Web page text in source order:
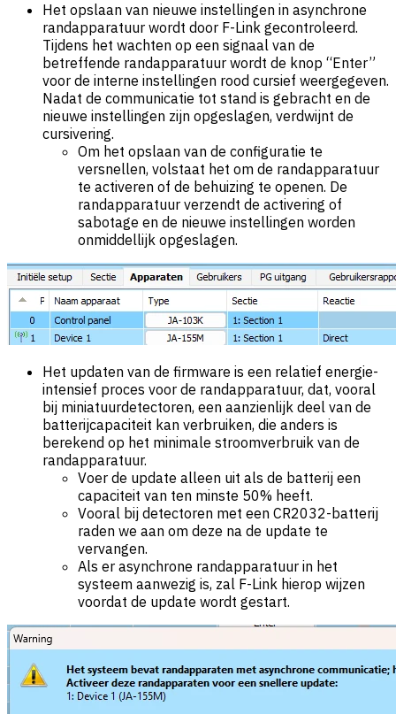
Het opslaan van nieuwe instellingen in asynchrone
randapparatuur wordt door F-Link gecontroleerd.
Tijdens het wachten op een signaal van de
betreffende randapparatuur wordt de knop “Enter”
voor de interne instellingen rood cursief weergegeven.
Nadat de communicatie tot stand is gebracht en de
nieuwe instellingen zijn opgeslagen, verdwijnt de
cursivering.
Om het opslaan van de configuratie te
versnellen, volstaat het om de randapparatuur
te activeren of de behuizing te openen. De
randapparatuur verzendt de activering of
sabotage en de nieuwe instellingen worden
onmiddellijk opgeslagen.
Het updaten van de firmware is een relatief energie-
intensief proces voor de randapparatuur, dat, vooral
bij miniatuurdetectoren, een aanzienlijk deel van de
batterijcapaciteit kan verbruiken, die anders is
berekend op het minimale stroomverbruik van de
randapparatuur.
Voer de update alleen uit als de batterij een
capaciteit van ten minste 50% heeft.
Vooral bij detectoren met een CR2032-batterij
raden we aan om deze na de update te
vervangen.
Als er asynchrone randapparatuur in het
systeem aanwezig is, zal F-Link hierop wijzen
voordat de update wordt gestart.